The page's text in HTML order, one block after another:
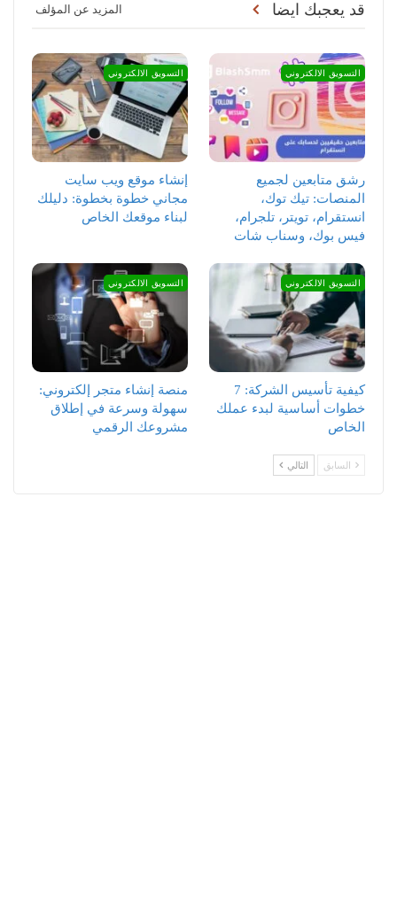
قد يعجبك ايضا المزيد عن المؤلف
التسويق الالكتروني
رشق متابعين لجميع
المنصات: تيك توك،
انستقرام، تويتر، تلجرام،
فيس بوك، وسناب شات
التسويق الالكتروني
إنشاء موقع ويب سايت
مجاني خطوة بخطوة: دليلك
لبناء موقعك الخاص
التسويق الالكتروني
كيفية تأسيس الشركة: 7
خطوات أساسية لبدء عملك
الخاص
التسويق الالكتروني
منصة إنشاء متجر إلكتروني:
سهولة وسرعة في إطلاق
مشروعك الرقمي
السابق التالي